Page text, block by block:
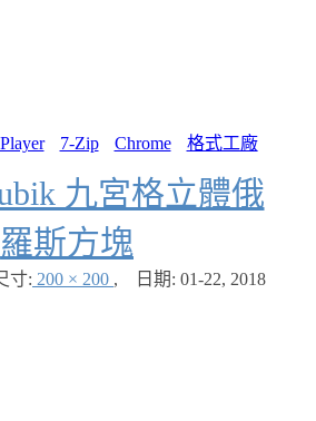
7-Zip Chrome 格式工廠
九宮格立體俄
羅斯方塊
寸: 200 × 200 , 日期: 01-22, 2018